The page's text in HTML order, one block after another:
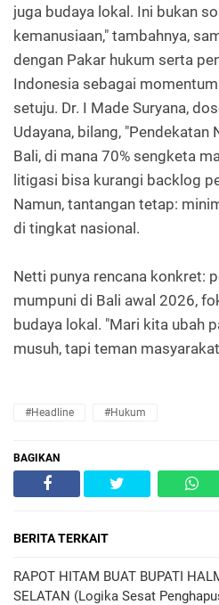
juga budaya lokal. Ini bukan
kemanusiaan," tambahnya,
dengan Pakar hukum serta
Indonesia sebagai
setuju. Dr. I Made Suryana,
Udayana, bilang, "Pendekatan
Bali, di mana 70% sengketa
litigasi bisa kurangi backlog
Namun, tantangan tetap:
di tingkat nasional.
Netti punya rencana konkret:
mumpuni di Bali awal 2026,
budaya lokal. "Mari kita ubah
musuh, tapi teman
#Headline #Hukum
BAGIKAN
BERITA TERKAIT
RAPOT HITAM BUAT BUPATI
SELATAN (Logika Sesat